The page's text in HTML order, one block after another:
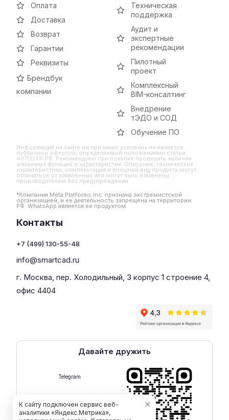
Оплата
Доставка
Возврат
Гарантии
Реквизиты
Брендбук
компании
Техническая
поддержка
Аудит и
экспертные
рекомендации
Пилотный
проект
Комплексный
BIM-консалтинг
Внедрение
тЭДО и СОД
Обучение ПО
Информация на сайте ни при каких условиях не является
публичной офертой, определяемой положениями статьи
437(2) ГК РФ. Рекомендуем при покупке проверять наличие
желаемых функций и характеристик. Описание, технические
характеристики, комплектация и внешний вид продукта могут
отличаться от заявленных или могут быть изменены
производителем без предупреждения
*Компания Meta Platforms Inc. признана экстремистской
организацией, и ее деятельность запрещена на территории
РФ. WhatsApp является ее продуктом.
Контакты
+7 (499) 130-55-48
info@smartcad.ru
г. Москва, пер. Холодильный, 3 корпус 1 строение 4,
офис 4404
Давайте дружить
Telegram
К сайту подключен сервис веб-
аналитики «Яндекс.Метрика»,
✕